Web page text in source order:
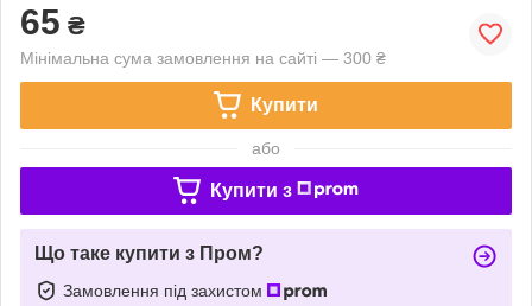
65 ₴
Мінімальна сума замовлення на сайті — 300 ₴
Купити
або
Купити з
Що таке купити з Пром?
Замовлення під захистом